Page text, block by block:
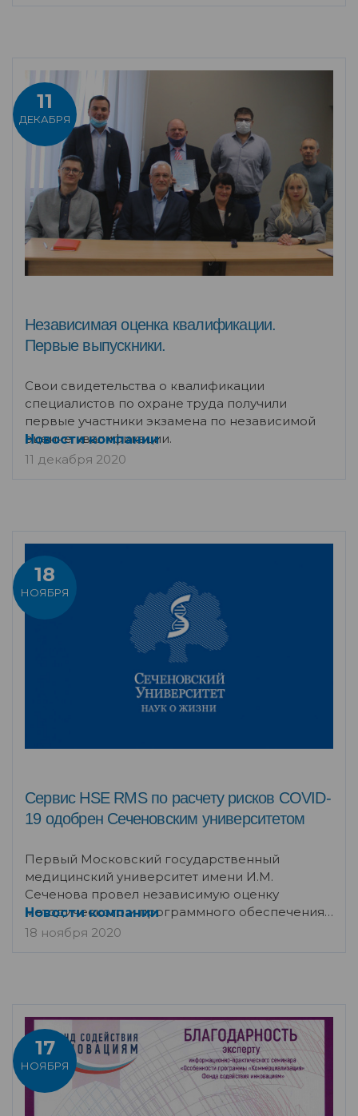
11
ДЕКАБРЯ
Независимая оценка квалификации.
Первые выпускники.
Свои свидетельства о квалификации
специалистов по охране труда получили
первые участники экзамена по независимой
оценке квалификации.
Новости компании
11 декабря 2020
18
НОЯБРЯ
Сервис HSE RMS по расчету рисков COVID-
19 одобрен Сеченовским университетом
Первый Московский государственный
медицинский университет имени И.М.
Сеченова провел независимую оценку
методического и программного обеспечения
серви
Новости компании
18 ноября 2020
17
НОЯБРЯ